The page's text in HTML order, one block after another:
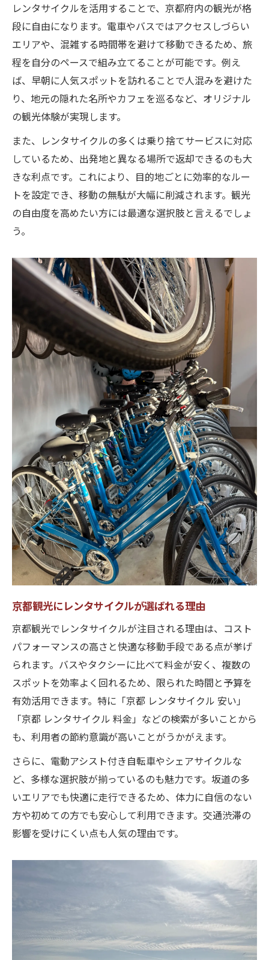
安いレンタサイクルを選ぶポイントまとめ
お得なレンタサイクル料金プランの比較術
格安レンタサイクル活用で予算内の旅を実
現
レンタサイクルの割引やキャンペーン活用
法
えよう
レンタサイクルで主要観光地を効率的に巡
るコツ
観光ルート設計にレンタサイクルが最適な
方法
レンタサイクル利用で混雑を避けた観光を
実現
レンタサイクルルート作成のポイントと注
意点
旅好きも納得のレンタサイクル選びのポイント
目的別レンタサイクルの選び方と特徴
旅好きが注目するレンタサイクルのポイン
ト
レンタサイクル比較で自分に合う一台を選
ぶ
レンタサイクル選びで失敗しないための注
意点
レンタサイクルおすすめタイプと選定基準
レンタサイクルを活用することで、京都府内の観光が格
段に自由になります。電車やバスではアクセスしづらい
エリアや、混雑する時間帯を避けて移動できるため、旅
程を自分のペースで組み立てることが可能です。例え
ば、早朝に人気スポットを訪れることで人混みを避けた
り、地元の隠れた名所やカフェを巡るなど、オリジナル
の観光体験が実現します。
また、レンタサイクルの多くは乗り捨てサービスに対応
しているため、出発地と異なる場所で返却できるのも大
きな利点です。これにより、目的地ごとに効率的なルー
トを設定でき、移動の無駄が大幅に削減されます。観光
の自由度を高めたい方には最適な選択肢と言えるでしょ
う。
京都観光にレンタサイクルが選ばれる理由
京都観光でレンタサイクルが注目される理由は、コスト
パフォーマンスの高さと快適な移動手段である点が挙げ
られます。バスやタクシーに比べて料金が安く、複数の
スポットを効率よく回れるため、限られた時間と予算を
有効活用できます。特に「京都 レンタサイクル 安い」
「京都 レンタサイクル 料金」などの検索が多いことから
も、利用者の節約意識が高いことがうかがえます。
さらに、電動アシスト付き自転車やシェアサイクルな
ど、多様な選択肢が揃っているのも魅力です。坂道の多
いエリアでも快適に走行できるため、体力に自信のない
方や初めての方でも安心して利用できます。交通渋滞の
影響を受けにくい点も人気の理由です。